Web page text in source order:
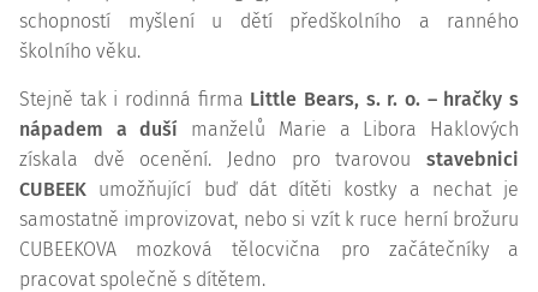
schopností myšlení u dětí předškolního a ranného
školního věku.
Stejně tak i rodinná firma Little Bears, s. r. o. – hračky s
nápadem a duší manželů Marie a Libora Haklových
získala dvě ocenění. Jedno pro tvarovou stavebnici
CUBEEK umožňující buď dát dítěti kostky a nechat je
samostatně improvizovat, nebo si vzít k ruce herní brožuru
CUBEEKOVA mozková tělocvična pro začátečníky a
pracovat společně s dítětem.